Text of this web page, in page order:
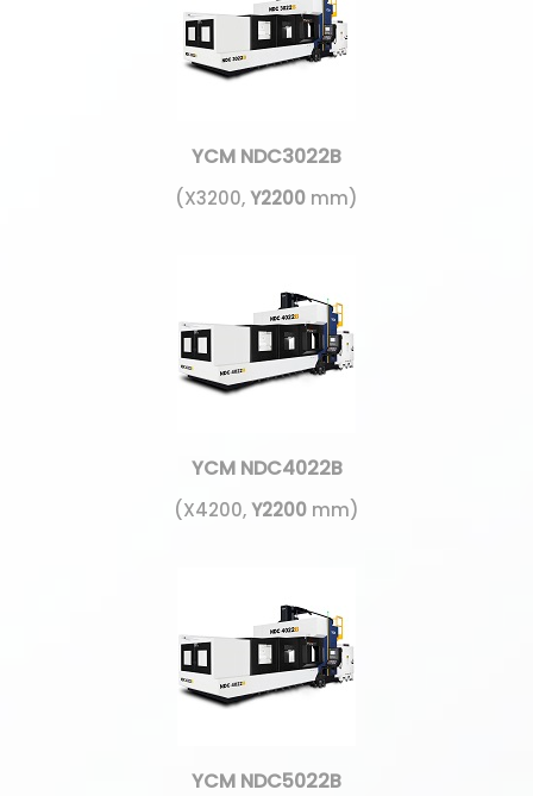
YCM NDC3022B
(X3200,Y2200 mm)
YCM NDC4022B
(X4200,Y2200 mm)
YCM NDC5022B